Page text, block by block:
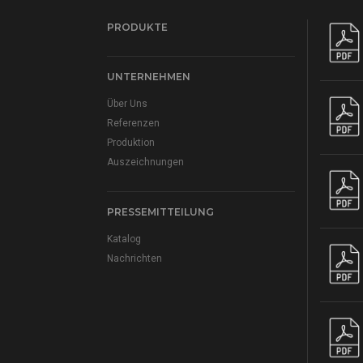
PRODUKTE
UNTERNEHMEN
Über Uns
Referenzen
Produktion
Auszeichnungen
PRESSEMITTEILUNG
Katalog
Nachrichten